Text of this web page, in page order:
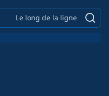
Le long de la ligne